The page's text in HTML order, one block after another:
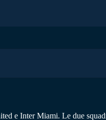
e Inter Miami. Le due